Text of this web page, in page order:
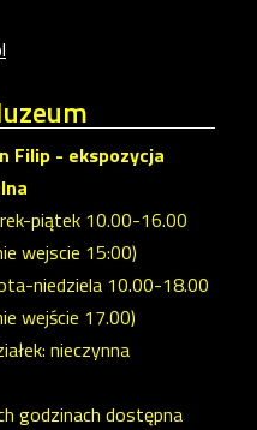
Filip - ekspozycja
piątek 10.00-16.00
wejscie 15:00)
niedziela 10.00-18.00
wejście 17.00)
nieczynna
godzinach dostępna